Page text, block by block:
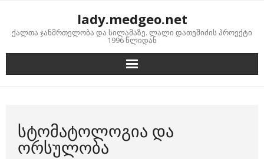
content
lady.medgeo.net
ქალთა ჯანმრთელობა და სილამაზე. ლალი დათეშიძის პროექტი
1996 წლიდან
ᲡᲢᲝᲛᲐᲢᲝᲚᲝᲒᲘᲐ ᲓᲐ
ᲝᲠᲡᲣᲚᲝᲑᲐ